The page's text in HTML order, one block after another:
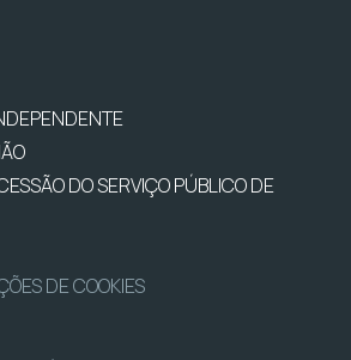
DO SERVIÇO PÚBLICO DE
DE COOKIES